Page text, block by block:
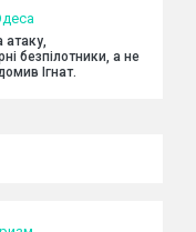
атаку,
безпілотники, а не
Ігнат.